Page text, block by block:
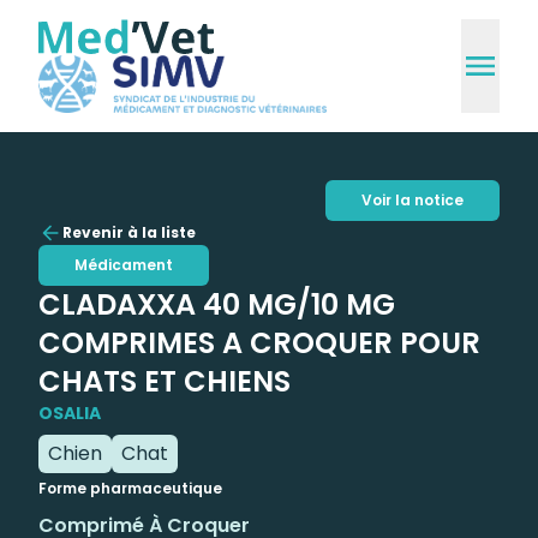
Revenir à la liste
Médicament
CLADAXXA 40 MG/10 MG
COMPRIMES A CROQUER POUR
CHATS ET CHIENS
OSALIA
Chien Chat
Forme pharmaceutique
Comprimé À Croquer
Voir la notice